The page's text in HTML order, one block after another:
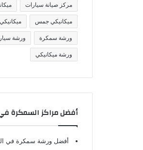
مركز صيانة سيارات
ميكانيكي جمس
ورشة سمكرة ورشة
ورشة ميكانيكي
أفضل مراكز السمكرة
أفضل ورشة سمكرة في